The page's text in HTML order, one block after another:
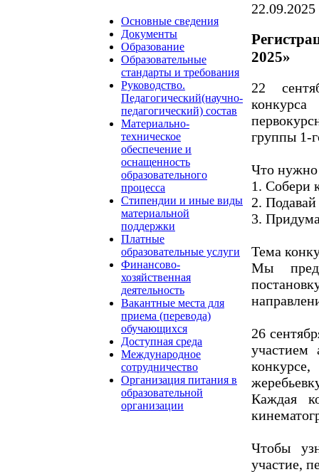
Основные сведения
Документы
Образование
Образовательные
стандарты и требования
Руководство.
Педагогический(научно-
педагогический) состав
Материально-
техническое
обеспечение и
оснащенность
образовательного
процесса
Стипендии и иные виды
материальной
поддержки
Платные
образовательные услуги
Финансово-
хозяйственная
деятельность
Вакантные места для
приема (перевода)
обучающихся
Доступная среда
Международное
сотрудничество
Организация питания в
образовательной
организации
22.09.2025
2025»
22
группы 1-
Что нужно
1. Собери
2. Подавай
3.
Тема
Мы
26
участием
Каждая
Чтобы
участие,